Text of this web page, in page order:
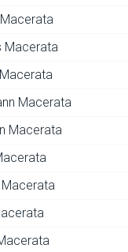
Macerata
Macerata
Macerata